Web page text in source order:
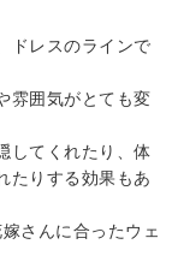
ドレスのラインで
雰囲気がとても変
してくれたり、体
たりする効果もあ
さんに合ったウェ